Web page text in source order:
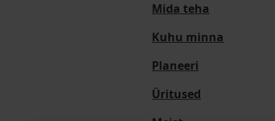
Mida teha
Kuhu minna
Planeeri
Üritused